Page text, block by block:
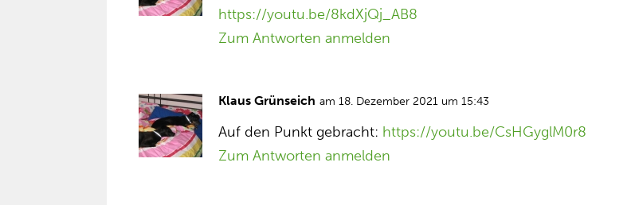
https://youtu.be/8kdXjQj_AB8
Zum Antworten anmelden
Klaus Grünseich am 18. Dezember 2021 um 15:43
Auf den Punkt gebracht: https://youtu.be/CsHGyglM0r8
Zum Antworten anmelden